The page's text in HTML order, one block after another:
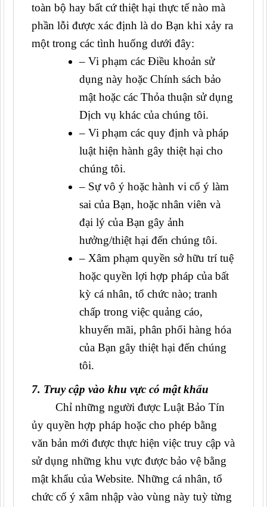
toàn bộ hay bất cứ thiệt hại thực tế nào mà
phần lỗi được xác định là do Bạn khi xảy ra
một trong các tình huống dưới đây:
– Vi phạm các Điều khoản sử
dụng này hoặc Chính sách bảo
mật hoặc các Thỏa thuận sử dụng
Dịch vụ khác của chúng tôi.
– Vi phạm các quy định và pháp
luật hiện hành gây thiệt hại cho
chúng tôi.
– Sự vô ý hoặc hành vi cố ý làm
sai của Bạn, hoặc nhân viên và
đại lý của Bạn gây ảnh
hưởng/thiệt hại đến chúng tôi.
– Xâm phạm quyền sở hữu trí tuệ
hoặc quyền lợi hợp pháp của bất
kỳ cá nhân, tổ chức nào; tranh
chấp trong việc quảng cáo,
khuyến mãi, phân phối hàng hóa
của Bạn gây thiệt hại đến chúng
tôi.
7. Truy cập vào khu vực có mật khẩu
Chỉ những người được Luật Bảo Tín
ủy quyền hợp pháp hoặc cho phép bằng
văn bản mới được thực hiện việc truy cập và
sử dụng những khu vực được bảo vệ bằng
mật khẩu của Website. Những cá nhân, tổ
chức cố ý xâm nhập vào vùng này tuỳ từng